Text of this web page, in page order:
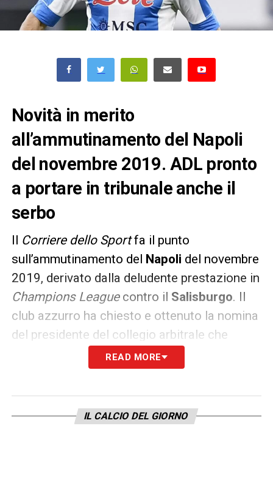
Novità in merito
all’ammutinamento del Napoli
del novembre 2019. ADL pronto
a portare in tribunale anche il
serbo
Il Corriere dello Sportfa il punto
sull’ammutinamento del Napoli del novembre
2019, derivato dalla deludente prestazione in
Champions Leaguecontro il Salisburgo. Il
club azzurro ha chiesto e ottenuto la nomina
del presidente del collegio arbitrale che
dovrà pronunciarsi in merito alla richiesta di
una multa nei confronti di
Il difensore serbo è il terzo in ordine di
READ MORE
IL CALCIO DEL GIORNO